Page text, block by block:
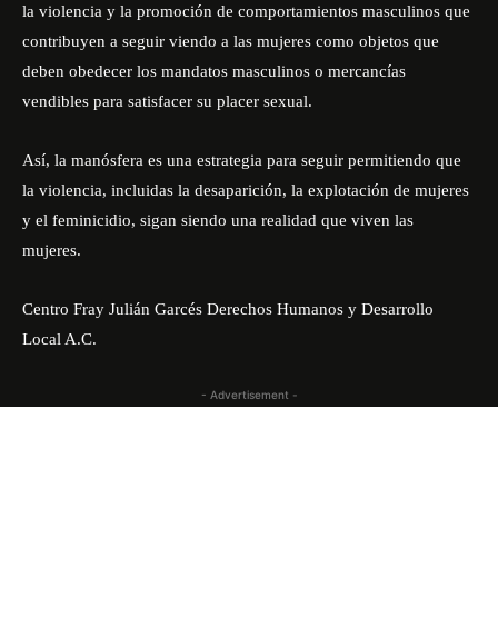
la violencia y la promoción de comportamientos masculinos que
contribuyen a seguir viendo a las mujeres como objetos que
deben obedecer los mandatos masculinos o mercancías
vendibles para satisfacer su placer sexual.
Así, la manósfera es una estrategia para seguir permitiendo que
la violencia, incluidas la desaparición, la explotación de mujeres
y el feminicidio, sigan siendo una realidad que viven las
mujeres.
Centro Fray Julián Garcés Derechos Humanos y Desarrollo
Local A.C.
- Advertisement -